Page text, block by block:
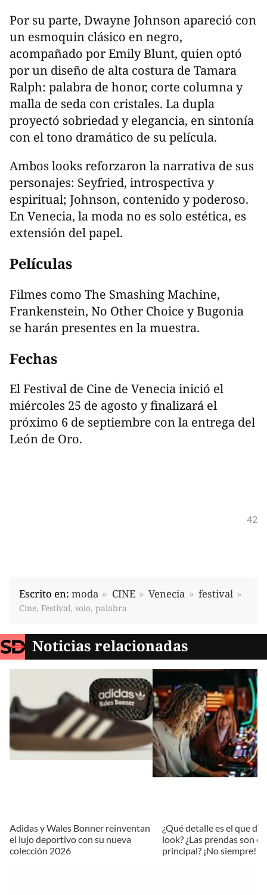
Por su parte, Dwayne Johnson apareció con
un esmoquin clásico en negro,
acompañado por Emily Blunt, quien optó
por un diseño de alta costura de Tamara
Ralph: palabra de honor, corte columna y
malla de seda con cristales. La dupla
proyectó sobriedad y elegancia, en sintonía
con el tono dramático de su película.
Ambos looks reforzaron la narrativa de sus
personajes: Seyfried, introspectiva y
espiritual; Johnson, contenido y poderoso.
En Venecia, la moda no es solo estética, es
extensión del papel.
Películas
Filmes como The Smashing Machine,
Frankenstein, No Other Choice y Bugonia
se harán presentes en la muestra.
Fechas
El Festival de Cine de Venecia inició el
miércoles 25 de agosto y finalizará el
próximo 6 de septiembre con la entrega del
León de Oro.
42
Escrito en: moda CINE Venecia festival
Cine, Festival, solo, palabra
Noticias relacionadas
Adidas y Wales Bonner reinventan
el lujo deportivo con su nueva
colección 2026
¿Qué detalle es el que
look? ¿Las prendas son
principal? ¡No siempre!